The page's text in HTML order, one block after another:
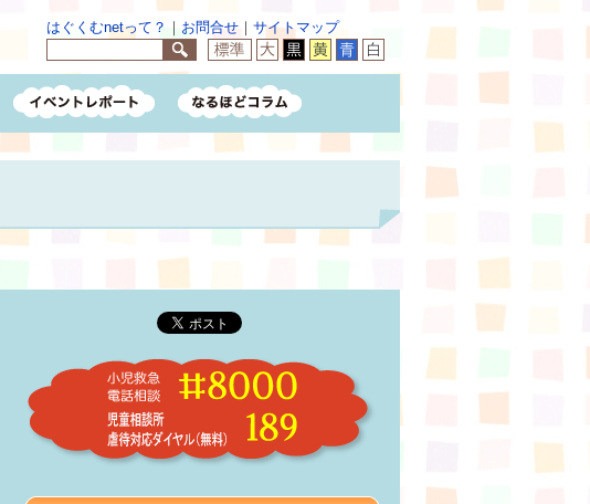
はぐくむnetって？ ｜ お問合せ ｜ サイトマップ